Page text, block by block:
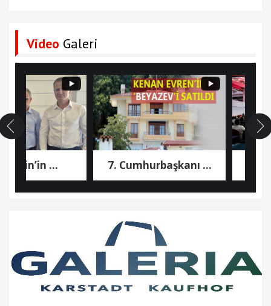
Video Galeri
... 7. Cumhurbaşkanı ...